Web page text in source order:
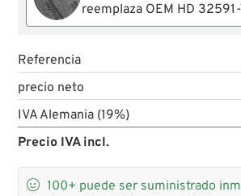
reemplaza OEM HD
Referencia
precio neto
IVA Alemania (19%)
Precio IVA incl.
 100+ puede ser suministrado